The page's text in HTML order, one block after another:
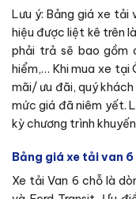
Lưu ý: Bảng giá xe tải
hiệu được liệt kê trên
phải trả sẽ bao gồm
hiểm,… Khi mua xe tại
mãi/ ưu đãi, quý
mức giá đã niêm yết.
kỳ chương trình
Bảng giá xe tải van 6
Xe tải Van 6 chỗ là